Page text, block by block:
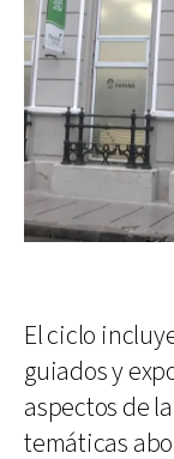
El ciclo
guiados y
aspectos de
temáticas